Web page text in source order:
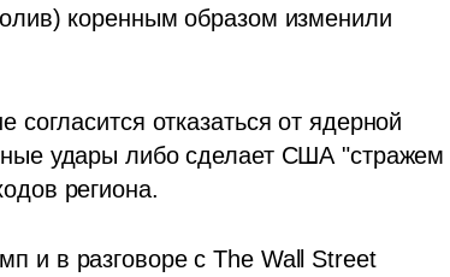
коренным образом изменили
отказаться от ядерной
удары либо сделает США "стражем
региона.
и в разговоре с The Wall Street